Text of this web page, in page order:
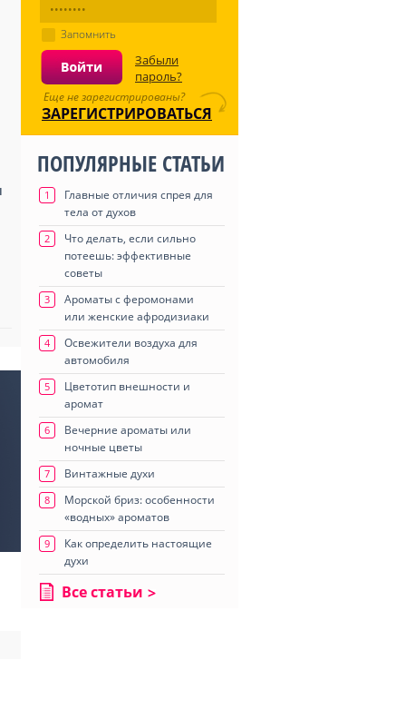
Запомнить
Забыли
пароль?
Еще не зарегистрированы?
ЗАРЕГИСТРИРОВАТЬСЯ
ПОПУЛЯРНЫЕ СТАТЬИ
1
Главные отличия спрея для
тела от духов
2
Что делать, если сильно
потеешь: эффективные
советы
3
Ароматы с феромонами
или женские афродизиаки
4
Освежители воздуха для
автомобиля
5
Цветотип внешности и
аромат
6
Вечерние ароматы или
ночные цветы
7 Винтажные духи
8
Морской бриз: особенности
«водных» ароматов
9
Как определить настоящие
духи
Все статьи